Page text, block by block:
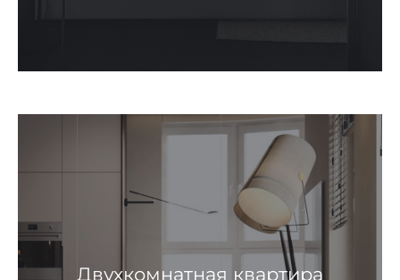
Двухкомнатная квартира